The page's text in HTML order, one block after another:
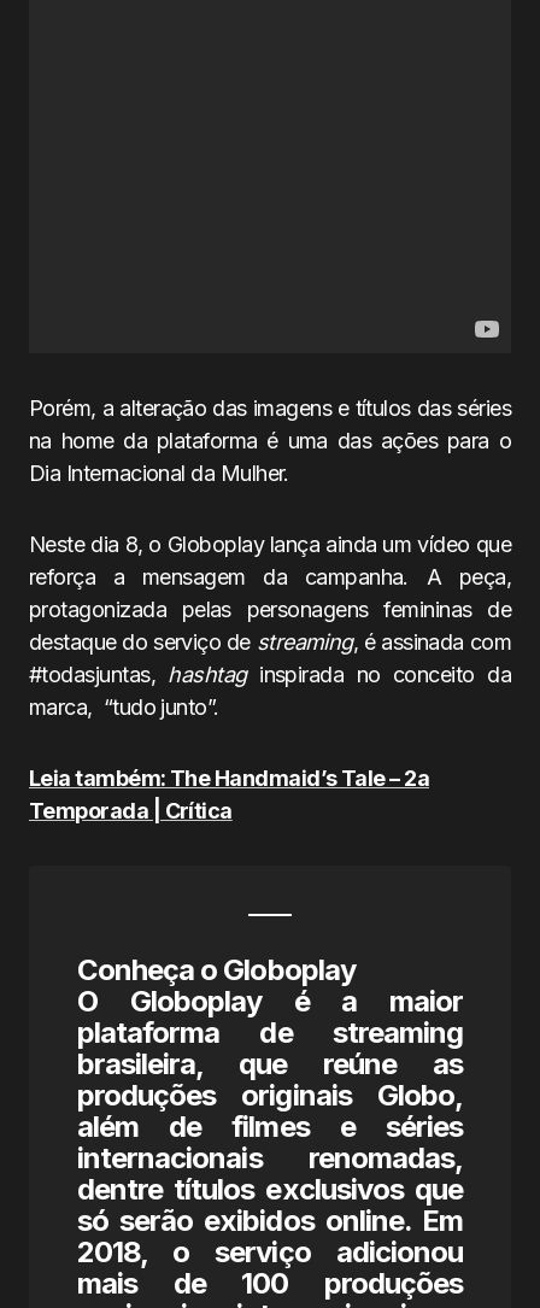
Porém, a alteração das imagens e títulos das séries
na home da plataforma é uma das ações para o
Dia Internacional da Mulher.
Neste dia 8, o Globoplay lança ainda um vídeo que
reforça a mensagem da campanha. A peça,
protagonizada pelas personagens femininas de
destaque do serviço de streaming, é assinada com
#todasjuntas, hashtaginspirada no conceito da
marca, “tudo junto”.
Leia também: The Handmaid’s Tale – 2a
Temporada | Crítica
Conheça o Globoplay
O Globoplay é a maior
plataforma de streaming
brasileira, que reúne as
produções originais Globo,
além de filmes e séries
internacionais renomadas,
dentre títulos exclusivos que
só serão exibidos online. Em
2018, o serviço adicionou
mais de 100 produções